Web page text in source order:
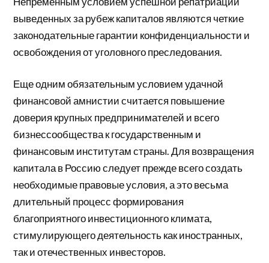
выведенных за рубеж капиталов являются четкие
законодательные гарантии конфиденциальности и
освобождения от уголовного преследования.
Еще одним обязательным условием удачной
финансовой амнистии считается повышение
доверия крупных предпринимателей и всего
бизнессообщества к государственным и
финансовым институтам страны. Для возвращения
капитала в Россию следует прежде всего создать
необходимые правовые условия, а это весьма
длительный процесс формирования
благоприятного инвестиционного климата,
стимулирующего деятельность как иностранных,
так и отечественных инвесторов.